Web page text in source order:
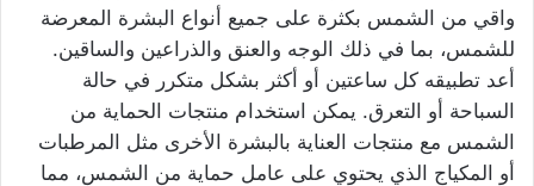
واقي من الشمس بكثرة على جميع أنواع البشرة المعرضة
للشمس، بما في ذلك الوجه والعنق والذراعين والساقين.
أعد تطبيقه كل ساعتين أو أكثر بشكل متكرر في حالة
السباحة أو التعرق. يمكن استخدام منتجات الحماية من
الشمس مع منتجات العناية بالبشرة الأخرى مثل المرطبات
أو المكياج الذي يحتوي على عامل حماية من الشمس، مما